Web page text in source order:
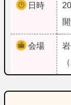
日時
会場